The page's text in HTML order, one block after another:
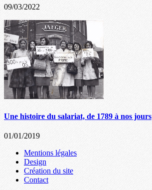
09/03/2022
Une histoire du salariat, de 1789 à nos jours
01/01/2019
Mentions légales
Design
Création du site
Contact